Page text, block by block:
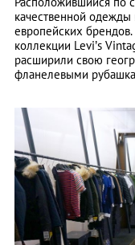
качественной одежды
европейских
коллекции Levi’s
расширили свою
фланелевыми